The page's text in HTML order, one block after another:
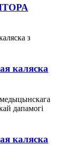
каляска
каляска